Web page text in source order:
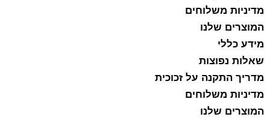
מדיניות משלוחים
המוצרים שלנו
מידע כללי
שאלות נפוצות
מדריך התקנה על זכוכית
מדיניות משלוחים
המוצרים שלנו